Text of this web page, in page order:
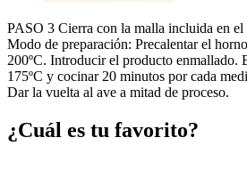
PASO 3 Cierra con la malla incluida en el
Modo de preparación: Precalentar el
200ºC. Introducir el producto enmallado.
175ºC y cocinar 20 minutos por cada
Dar la vuelta al ave a mitad de proceso.
¿Cuál es tu favorito?